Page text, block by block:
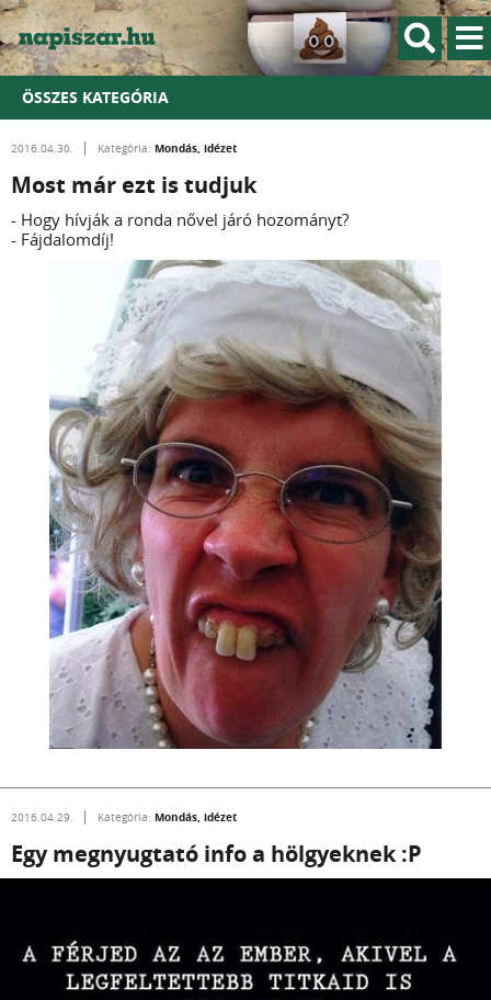
ÖSSZES KATEGÓRIA
2016.04.30. Kategória: Mondás, idézet
Most már ezt is tudjuk
- Hogy hívják a ronda nővel járó hozományt?
- Fájdalomdíj!
2016.04.29. Kategória: Mondás, idézet
Egy megnyugtató info a hölgyeknek :P